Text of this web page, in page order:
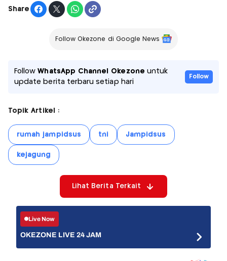
Share
Follow Okezone di Google News
FollowWhatsApp Channel Okezone untuk
update berita terbaru setiap hari
Follow
Topik Artikel :
rumah jampidsus tni Jampidsus
kejagung
Lihat Berita Terkait
Live Now
OKEZONE LIVE 24 JAM